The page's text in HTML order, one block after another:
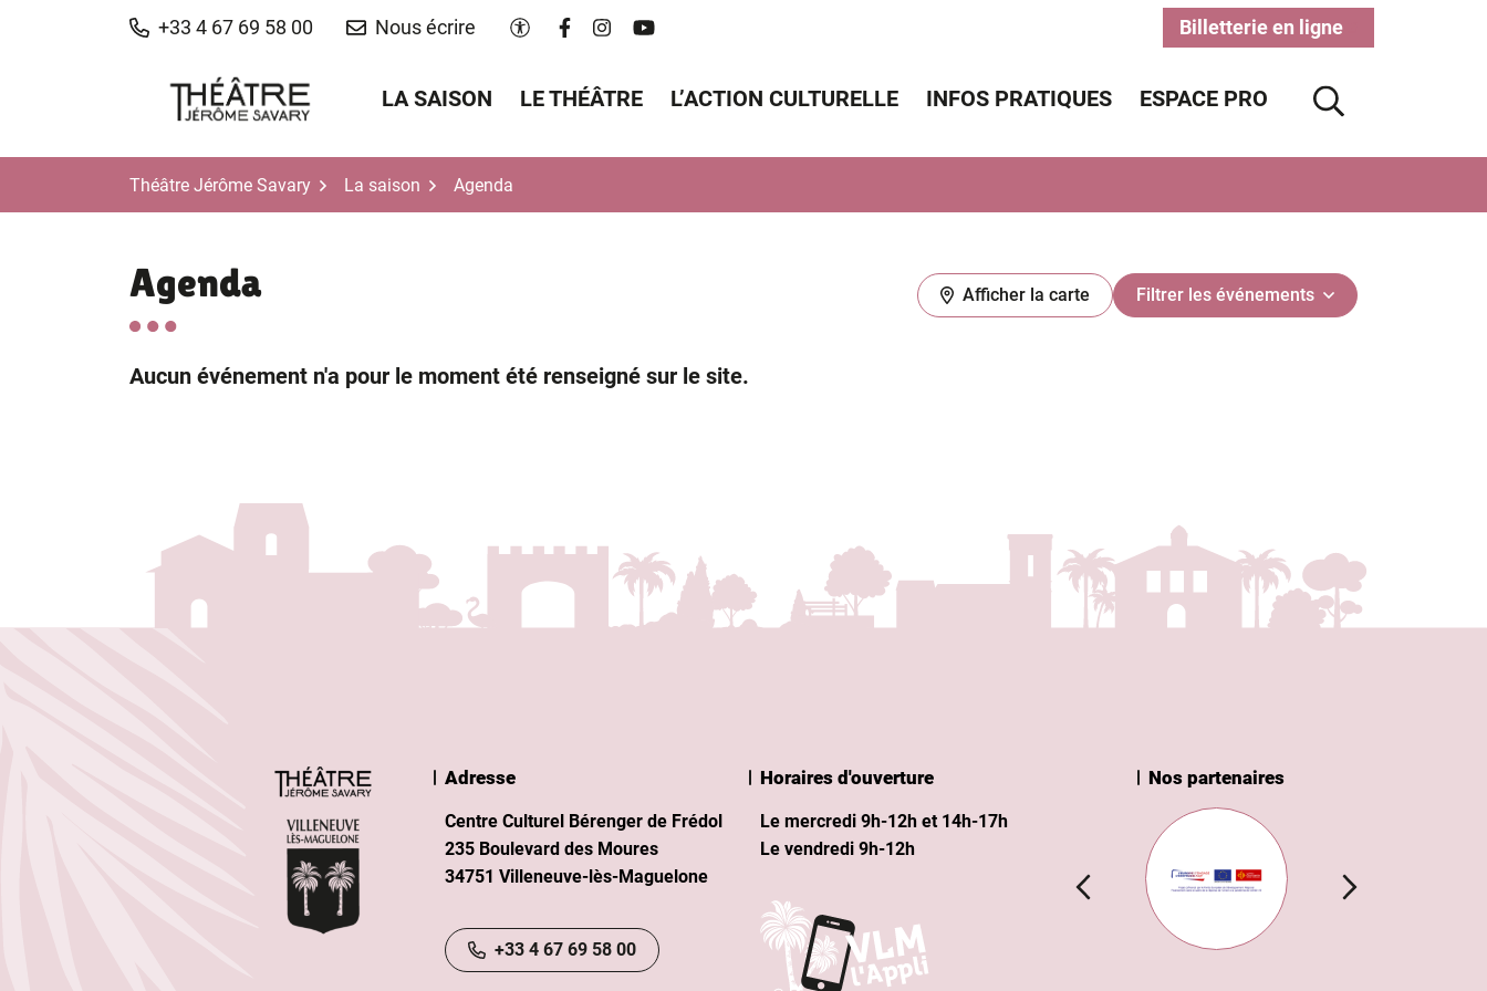
+33 4 67 69 58 00 Nous écrire Paramètres d'accessibilité
Lien vers le compte Facebook
Lien vers le compte Instagram
Lien vers la chaîne Youtube Billetterie en ligne(ouverture dans un
(ouverture dans un
LA SAISON LE THÉÂTRE L’ACTION CULTURELLE INFOS PRATIQUES ESPACE PRO
AFFICHER
Théâtre Jérôme Savary La saison Agenda
Agenda Afficher la carte Filtrer les événements
Filtrer les événements
Liste des événements
Aucun événement n'a pour le moment été renseigné sur le site.
Adresse
Centre Culturel Bérenger de Frédol
235 Boulevard des Moures
34751 Villeneuve-lès-Maguelone
+33 4 67 69 58 00
Horaires d'ouverture
Le mercredi 9h-12h et 14h-17h
Le vendredi 9h-12h
Nos partenaires
Eco Océan Institut Subvention européenne